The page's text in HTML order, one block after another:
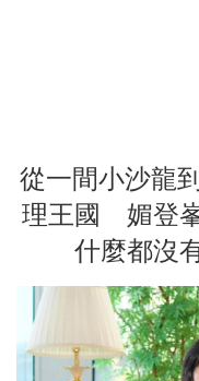
從一間小沙龍
理王國 媚登
什麼都沒